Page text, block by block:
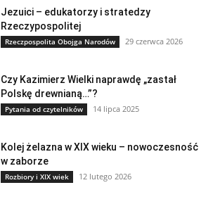
Jezuici – edukatorzy i stratedzy
Rzeczypospolitej
Rzeczpospolita Obojga Narodów 29 czerwca 2026
Czy Kazimierz Wielki naprawdę „zastał
Polskę drewnianą…”?
Pytania od czytelników 14 lipca 2025
Kolej żelazna w XIX wieku – nowoczesność
w zaborze
Rozbiory i XIX wiek 12 lutego 2026